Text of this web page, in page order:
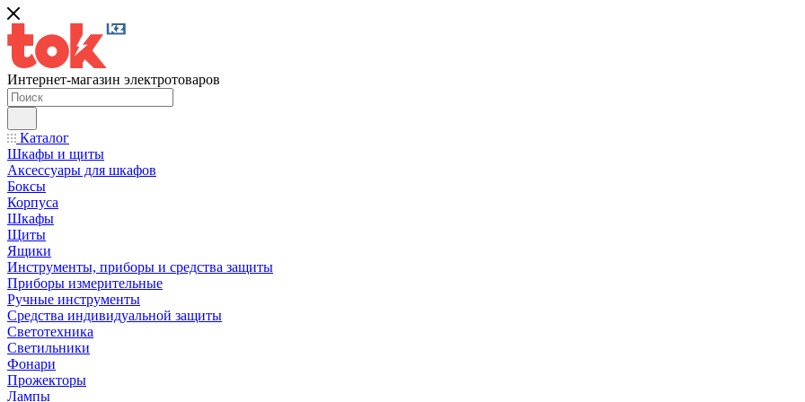
Интернет-магазин электротоваров
Каталог
Шкафы и щиты
Аксессуары для шкафов
Боксы
Корпуса
Шкафы
Щиты
Ящики
Инструменты, приборы и средства защиты
Приборы измерительные
Ручные инструменты
Средства индивидуальной защиты
Светотехника
Светильники
Фонари
Прожекторы
Лампы